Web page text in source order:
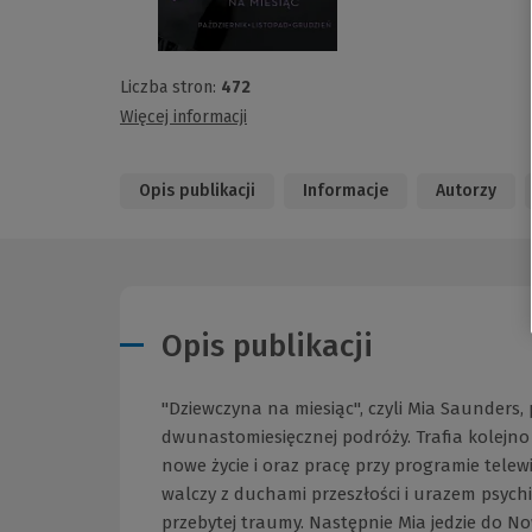
Liczba stron: 472
Więcej informacji
Opis publikacji Informacje Autorzy
Opis publikacji
"Dziewczyna na miesiąc", czyli Mia
dwunastomiesięcznej podróży. Trafia
nowe życie i oraz pracę przy programie
walczy z duchami przeszłości i urazem
przebytej traumy. Następnie Mia jedzie do